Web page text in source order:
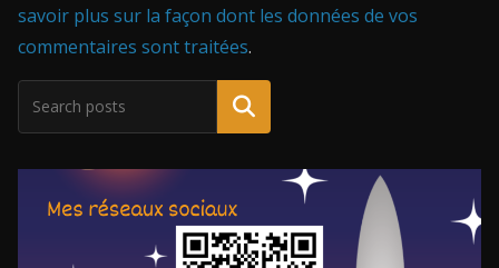
savoir plus sur la façon dont les données de vos
commentaires sont traitées.